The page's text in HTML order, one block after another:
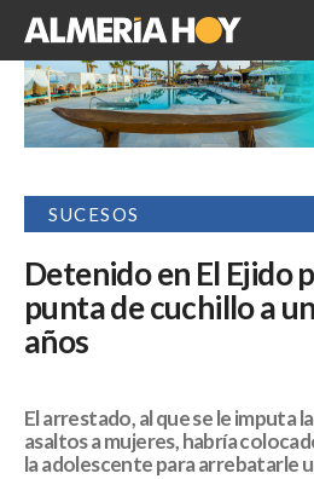
SUCESOS
Detenido en El Ejido
punta de cuchillo a
años
El arrestado, al que se le imputa
asaltos a mujeres, habría
la adolescente para arrebatarle